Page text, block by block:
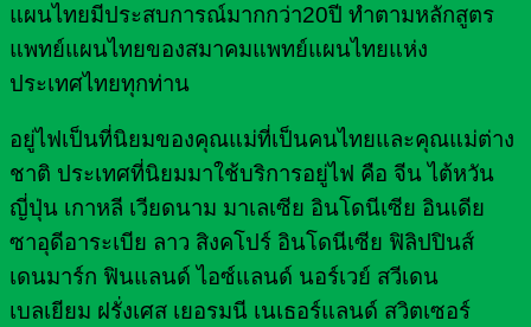
แผนไทยมีประสบการณ์มากกว่า20ปี ทำตามหลักสูตร
แพทย์แผนไทยของสมาคมแพทย์แผนไทยแห่ง
ประเทศไทยทุกท่าน
อยู่ไฟเป็นที่นิยมของคุณแม่ที่เป็นคนไทยและคุณแม่ต่าง
ชาติ ประเทศที่นิยมมาใช้บริการอยู่ไฟ คือ จีน ไต้หวัน
ญี่ปุ่น เกาหลี เวียดนาม มาเลเซีย อินโดนีเซีย อินเดีย
ซาอุดีอาระเบีย ลาว สิงคโปร์ อินโดนีเซีย ฟิลิปปินส์
เดนมาร์ก ฟินแลนด์ ไอซ์แลนด์ นอร์เวย์ สวีเดน
เบลเยียม ฝรั่งเศส เยอรมนี เนเธอร์แลนด์ สวิตเซอร์